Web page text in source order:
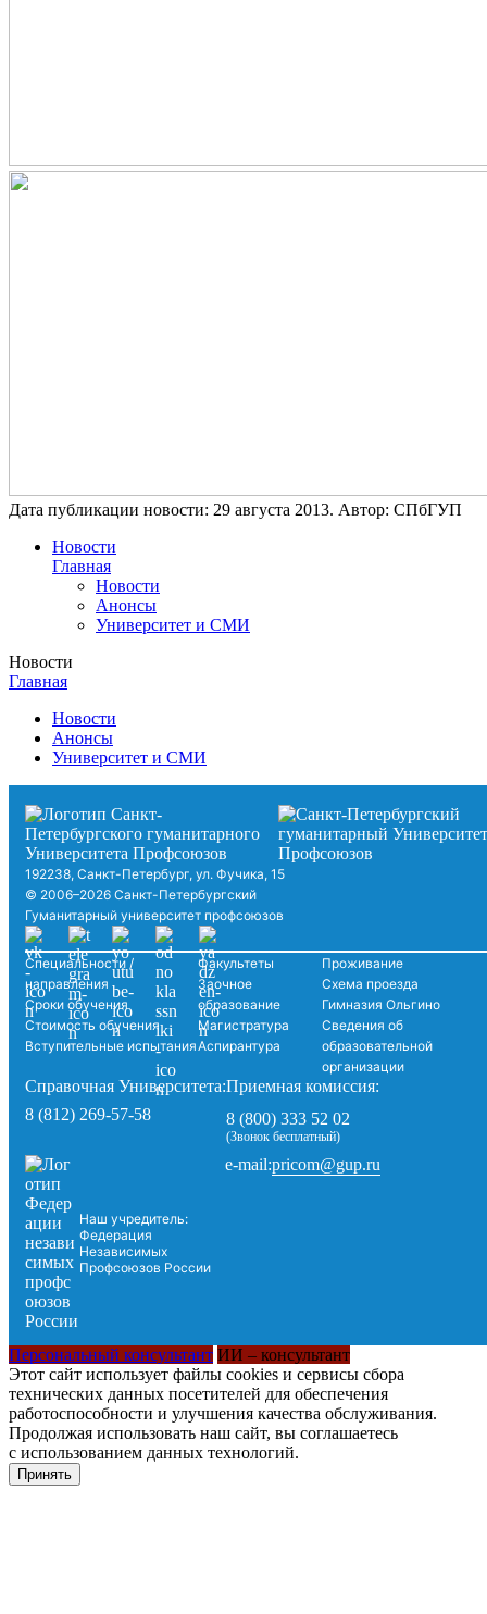
Дата публикации новости: 29 августа 2013. Автор: СПбГУП
Новости
Главная
Новости
Анонсы
Университет и СМИ
Новости
Главная
Новости
Анонсы
Университет и СМИ
192238, Санкт-Петербург, ул. Фучика, 15
© 2006–2026 Санкт-Петербургский
Гуманитарный университет профсоюзов
Специальности /
направления
Сроки обучения
Стоимость обучения
Вступительные испытания
Факультеты
Заочное
образование
Магистратура
Аспирантура
Проживание
Схема проезда
Гимназия Ольгино
Сведения об
образовательной
организации
Справочная Университета:
8 (812) 269-57-58
Приемная комиссия:
8 (800) 333 52 02
(Звонок бесплатный)
Наш учредитель:
Федерация
Независимых
Профсоюзов России
e-mail:pricom@gup.ru
Персональный консультант ИИ – консультант
Этот сайт использует файлы cookies и сервисы сбора
технических данных посетителей для обеспечения
работоспособности и улучшения качества обслуживания.
Продолжая использовать наш сайт, вы соглашаетесь
с использованием данных технологий.
Принять